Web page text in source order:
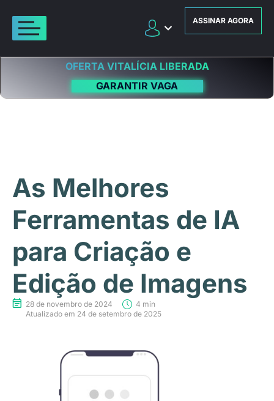
ASSINAR AGORA
OFERTA VITALÍCIA LIBERADA
GARANTIR VAGA
As Melhores
Ferramentas de IA
para Criação e
Edição de Imagens
28 de novembro de 2024
4 min
Atualizado em 24 de setembro de 2025